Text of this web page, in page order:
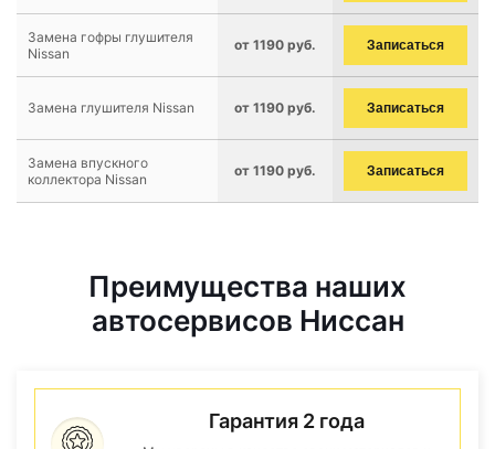
Замена гофры глушителя
Nissan
от 1190 руб. Записаться
Замена глушителя Nissan от 1190 руб. Записаться
Замена впускного
коллектора Nissan
от 1190 руб. Записаться
Преимущества наших
автосервисов Ниссан
Гарантия 2 года